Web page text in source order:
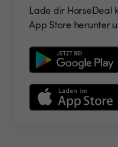
Lade dir HorseDeal
App Store herunter